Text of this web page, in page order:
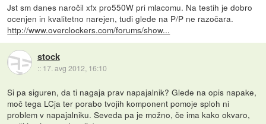
Jst sm danes naročil xfx pro550W pri mlacomu. Na testih je dobro
ocenjen in kvalitetno narejen, tudi glede na P/P ne razočara.
http://www.overclockers.com/forums/show...
stock
:: 17. avg 2012, 16:10
Si pa siguren, da ti nagaja prav napajalnik? Glede na opis napake,
moč tega LCja ter porabo tvojih komponent pomoje sploh ni
problem v napajalniku. Seveda pa je možno, če ima kako okvaro,